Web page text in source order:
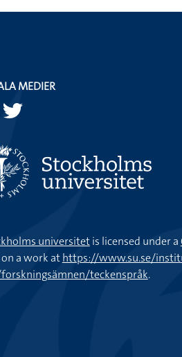
MEDIER
universitetis licensed under a
a work athttps://www.su.se/
teckenspråk.